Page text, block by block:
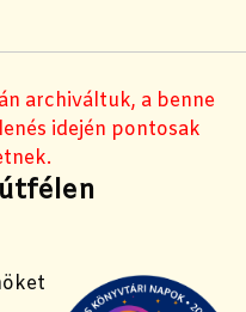
archiváltuk, a benne
idején pontosak